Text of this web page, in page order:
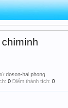
doson-hai phong
0 Điểm thành tích: 0